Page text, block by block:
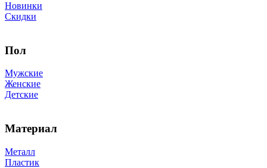
Новинки
Скидки
Пол
Мужские
Женские
Детские
Материал
Металл
Пластик